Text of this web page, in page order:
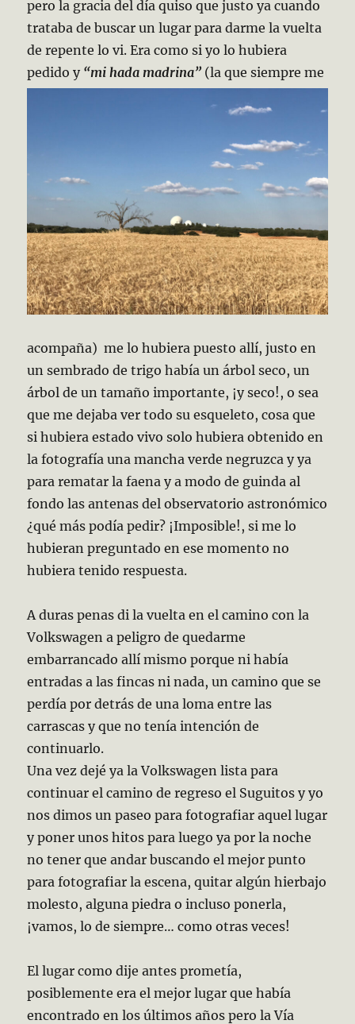
pero la gracia del día quiso que justo ya cuando
trataba de buscar un lugar para darme la vuelta
de repente lo vi. Era como si yo lo hubiera
pedido y “mi hada madrina” (la que siempre me
acompaña) me lo hubiera puesto allí, justo en
un sembrado de trigo había un árbol seco, un
árbol de un tamaño importante, ¡y seco!, o sea
que me dejaba ver todo su esqueleto, cosa que
si hubiera estado vivo solo hubiera obtenido en
la fotografía una mancha verde negruzca y ya
para rematar la faena y a modo de guinda al
fondo las antenas del observatorio astronómico
¿qué más podía pedir? ¡Imposible!, si me lo
hubieran preguntado en ese momento no
hubiera tenido respuesta.
A duras penas di la vuelta en el camino con la
Volkswagen a peligro de quedarme
embarrancado allí mismo porque ni había
entradas a las fincas ni nada, un camino que se
perdía por detrás de una loma entre las
carrascas y que no tenía intención de
continuarlo.
Una vez dejé ya la Volkswagen lista para
continuar el camino de regreso el Suguitos y yo
nos dimos un paseo para fotografiar aquel lugar
y poner unos hitos para luego ya por la noche
no tener que andar buscando el mejor punto
para fotografiar la escena, quitar algún hierbajo
molesto, alguna piedra o incluso ponerla,
¡vamos, lo de siempre… como otras veces!
El lugar como dije antes prometía,
posiblemente era el mejor lugar que había
encontrado en los últimos años pero la Vía